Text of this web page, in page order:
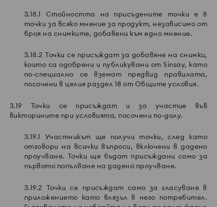
3.18.1 Стойността на присъдените точки е 8
точки за всяко мнение за продукт, независимо от
броя на снимките, добавени към едно мнение.
3.18.2 Точки се присъждат за добавяне на снимки,
които са одобрени и публикувани от Sinsay, като
по-специално се вземат предвид правилата,
посочени в целия раздел 18 от Общите условия.
3.19 Точки се присъждат и за участие във
викторините при условията, посочени по-долу.
3.19.1 Участникът ще получи точки, след като
отговори на всички въпроси, включени в дадено
проучване. Точки ще бъдат присъждани само за
първото попълване на дадено проучване.
3.19.2 Точки се присъждат само за гласуване в
приложението като влязъл в него потребител.